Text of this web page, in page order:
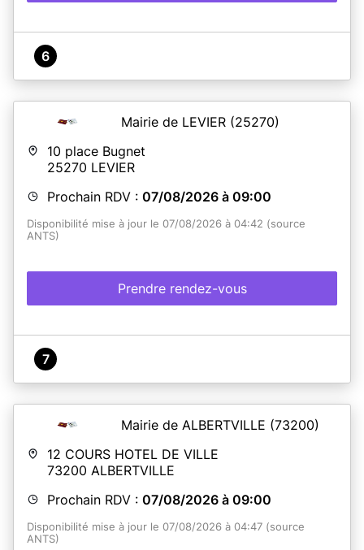
6
Mairie de LEVIER (25270)
10 place Bugnet
25270 LEVIER
Prochain RDV : 07/08/2026 à 09:00
Disponibilité mise à jour le 07/08/2026 à 04:42 (source
ANTS)
Prendre rendez-vous
7
Mairie de ALBERTVILLE (73200)
12 COURS HOTEL DE VILLE
73200 ALBERTVILLE
Prochain RDV : 07/08/2026 à 09:00
Disponibilité mise à jour le 07/08/2026 à 04:47 (source
ANTS)